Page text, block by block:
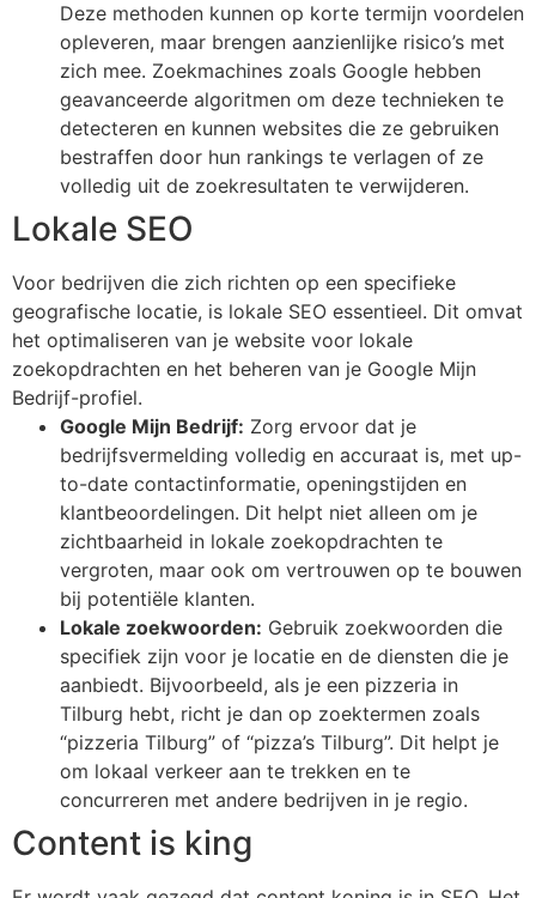
Deze methoden kunnen op korte termijn voordelen
opleveren, maar brengen aanzienlijke risico’s met
zich mee. Zoekmachines zoals Google hebben
geavanceerde algoritmen om deze technieken te
detecteren en kunnen websites die ze gebruiken
bestraffen door hun rankings te verlagen of ze
volledig uit de zoekresultaten te verwijderen.
Lokale SEO
Voor bedrijven die zich richten op een specifieke
geografische locatie, is lokale SEO essentieel. Dit omvat
het optimaliseren van je website voor lokale
zoekopdrachten en het beheren van je Google Mijn
Bedrijf-profiel.
Google Mijn Bedrijf: Zorg ervoor dat je
bedrijfsvermelding volledig en accuraat is, met up-
to-date contactinformatie, openingstijden en
klantbeoordelingen. Dit helpt niet alleen om je
zichtbaarheid in lokale zoekopdrachten te
vergroten, maar ook om vertrouwen op te bouwen
bij potentiële klanten.
Lokale zoekwoorden: Gebruik zoekwoorden die
specifiek zijn voor je locatie en de diensten die je
aanbiedt. Bijvoorbeeld, als je een pizzeria in
Tilburg hebt, richt je dan op zoektermen zoals
“pizzeria Tilburg” of “pizza’s Tilburg”. Dit helpt je
om lokaal verkeer aan te trekken en te
concurreren met andere bedrijven in je regio.
Content is king